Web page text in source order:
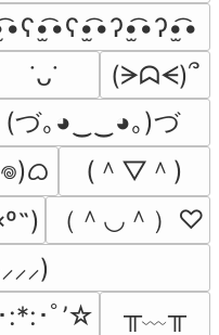
˙ᴗ˙
(ᗒᗣᗕ)՞
(づ｡◕‿‿◕｡)づ
(＾▽＾)
（＾◡＾）♡
:*:･ﾟ’☆
╥﹏╥